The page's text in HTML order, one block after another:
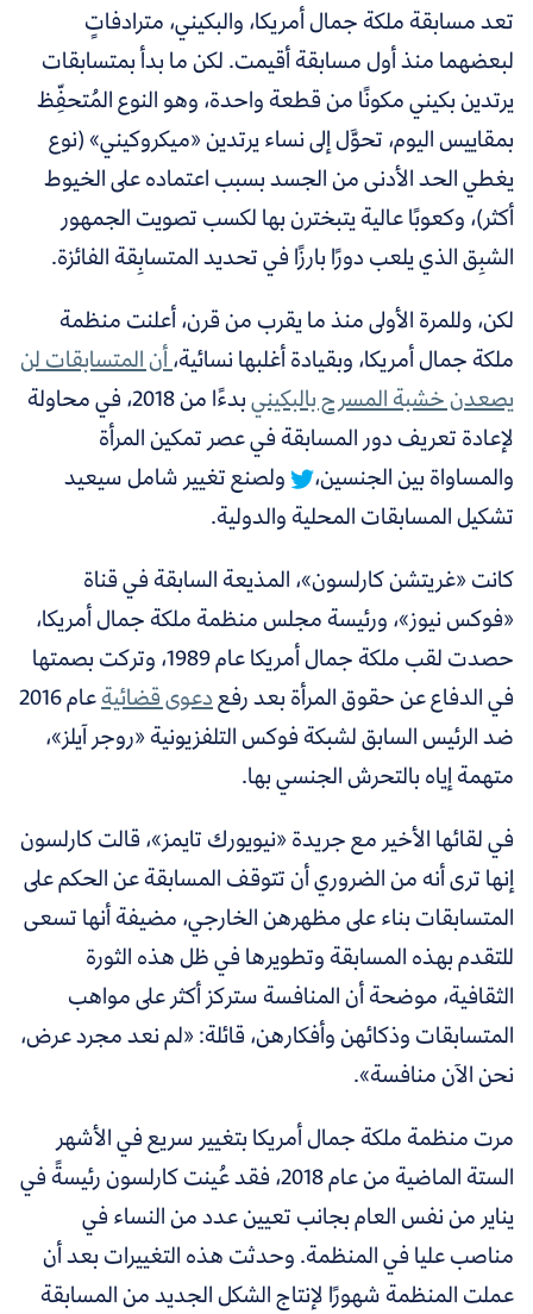
تعد مسابقة ملكة جمال أمريكا، والبكيني، مترادفاتٍ
لبعضهما منذ أول مسابقة أقيمت. لكن ما بدأ بمتسابقات
يرتدين بكيني مكونًا من قطعة واحدة، وهو النوع المُتحفِّظ
بمقاييس اليوم، تحوَّل إلى نساء يرتدين «ميكروكيني» (نوع
يغطي الحد الأدنى من الجسد بسبب اعتماده على الخيوط
أكثر)، وكعوبًا عالية يتبخترن بها لكسب تصويت الجمهور
الشبِق الذي يلعب دورًا بارزًا في تحديد المتسابِقة الفائزة.
لكن، وللمرة الأولى منذ ما يقرب من قرن، أعلنت منظمة
ملكة جمال أمريكا، وبقيادة أغلبها نسائية،أن المتسابقات لن
يصعدن خشبة المسرح بالبكينيبدءًا من2018، في محاولة
لإعادة تعريف دور المسابقة في عصر تمكين المرأة
والمساواة بين الجنسين،
ولصنع تغيير شامل سيعيد
تشكيل المسابقات المحلية والدولية.
كانت «غريتشن كارلسون»، المذيعة السابقة في قناة
«فوكس نيوز»، ورئيسة مجلس منظمة ملكة جمال أمريكا،
حصدت لقب ملكة جمال أمريكا عام 1989، وتركت بصمتها
في الدفاع عن حقوق المرأة بعد رفعدعوى قضائية
عام 2016
ضد الرئيس السابق لشبكة فوكس التلفزيونية «روجر آيلز»،
متهمة إياه بالتحرش الجنسي بها.
في لقائها الأخير مع جريدة «نيويورك تايمز»، قالت كارلسون
إنها ترى أنه من الضروري أن تتوقف المسابقة عن الحكم على
المتسابقات بناء على مظهرهن الخارجي، مضيفة أنها تسعى
للتقدم بهذه المسابقة وتطويرها في ظل هذه الثورة
الثقافية، موضحة أن المنافسة ستركز أكثر على مواهب
المتسابقات وذكائهن وأفكارهن، قائلة: «لم نعد مجرد عرض،
نحن الآن منافسة».
مرت منظمة ملكة جمال أمريكا بتغيير سريع في الأشهر
الستة الماضية من عام 2018، فقد عُينت كارلسون رئيسةً في
يناير من نفس العام بجانب تعيين عدد من النساء في
مناصب عليا في المنظمة. وحدثت هذه التغييرات بعد أن
عملت المنظمة شهورًا لإنتاج الشكل الجديد من المسابقة